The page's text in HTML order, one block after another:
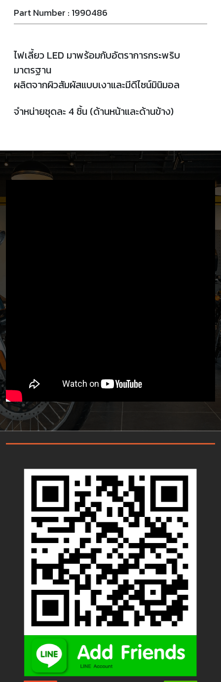
Part Number : 1990486
ไฟเลี้ยว LED มาพร้อมกับอัตราการกระพริบ
มาตรฐาน
ผลิตจากผิวสัมผัสแบบเงาและมีดีไซน์มินิมอล
จำหน่ายชุดละ 4 ชิ้น (ด้านหน้าและด้านข้าง)